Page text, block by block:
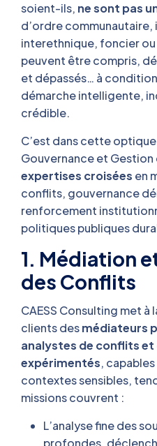
soient-ils, ne sont pas
d’ordre
interethnique, foncier ou
peuvent être compris,
et dépassés… à
démarche intelligente,
crédible.
C’est dans cette
Gouvernance et Gestion
expertises croisées en
conflits, gouvernance
renforcement
politiques publiques
1. Médiation
des Conflits
CAESS Consulting met à
clients desmédiateurs
analystes de conflits et
expérimentés, capables
contextes sensibles,
missions couvrent :
L’analyse fine des
profondes,